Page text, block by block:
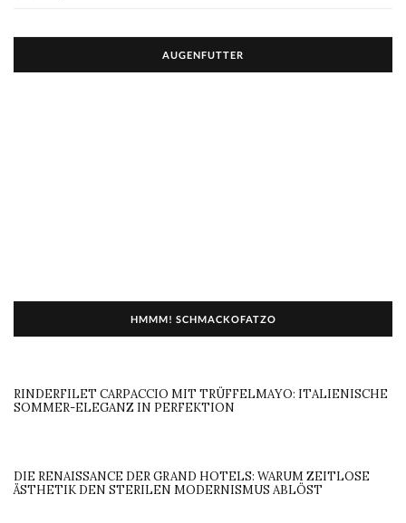
AUGENFUTTER
HMMM! SCHMACKOFATZO
RINDERFILET CARPACCIO MIT TRÜFFELMAYO: ITALIENISCHE
SOMMER-ELEGANZ IN PERFEKTION
DIE RENAISSANCE DER GRAND HOTELS: WARUM ZEITLOSE
ÄSTHETIK DEN STERILEN MODERNISMUS ABLÖST